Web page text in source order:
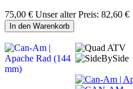
75,00 € Unser alter Preis: 82,60 €
In den Warenkorb